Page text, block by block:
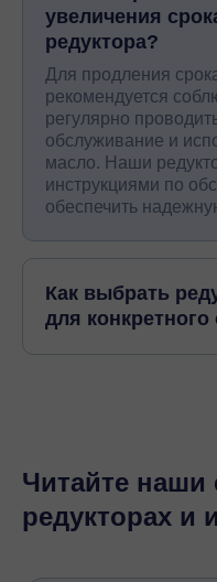
увеличения
редуктора?
Для продления
рекомендуется
регулярно
обслуживание и
масло. Наши
инструкциями по
обеспечить
Как выбрать
для
Читайте наши
редукторах и
online
Мессенджеры